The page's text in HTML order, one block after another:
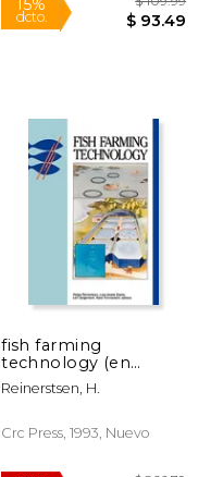
15%
dcto.
fish farming
technology (en
Inglés)
Reinerstsen, H.
Crc Press, 1993, Nuevo